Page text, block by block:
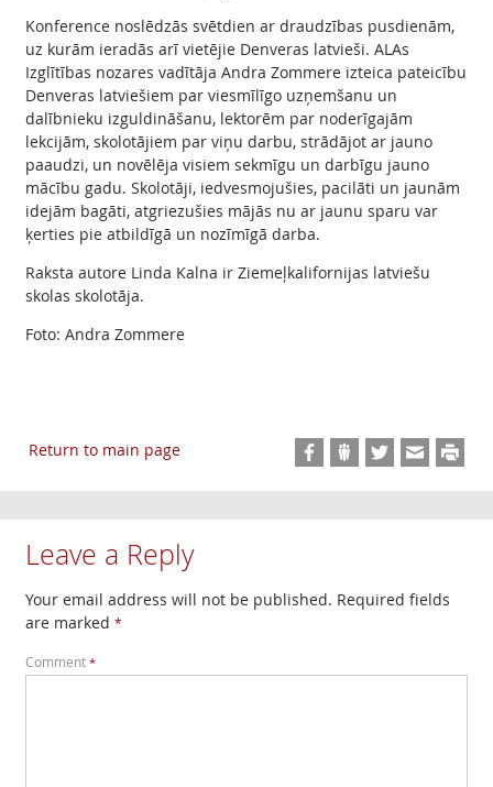
Konference noslēdzās svētdien ar draudzības pusdienām,
uz kurām ieradās arī vietējie Denveras latvieši. ALAs
Izglītības nozares vadītāja Andra Zommere izteica pateicību
Denveras latviešiem par viesmīlīgo uzņemšanu un
dalībnieku izguldināšanu, lektorēm par noderīgajām
lekcijām, skolotājiem par viņu darbu, strādājot ar jauno
paaudzi, un novēlēja visiem sekmīgu un darbīgu jauno
mācību gadu. Skolotāji, iedvesmojušies, pacilāti un jaunām
idejām bagāti, atgriezušies mājās nu ar jaunu sparu var
ķerties pie atbildīgā un nozīmīgā darba.
Raksta autore Linda Kalna ir Ziemeļkalifornijas latviešu
skolas skolotāja.
Foto: Andra Zommere
Return to main page
Leave a Reply
Your email address will not be published. Required fields
are marked *
Comment *